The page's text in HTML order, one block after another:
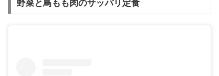
野菜と鳥もも肉のサッパリ定食